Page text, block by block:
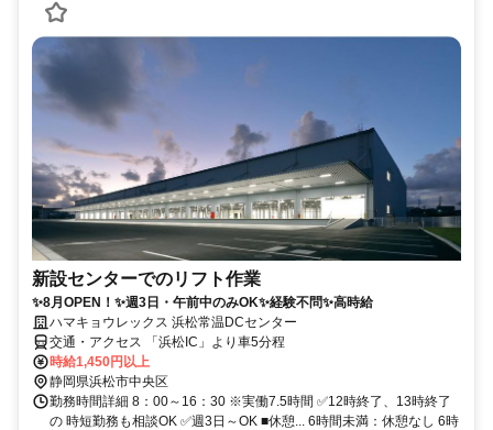
新設センターでのリフト作業
✨8月OPEN！✨週3日・午前中のみOK✨経験不問✨高時給
ハマキョウレックス 浜松常温DCセンター
交通・アクセス 「浜松IC」より車5分程
時給1,450円以上
静岡県浜松市中央区
勤務時間詳細 8：00～16：30 ※実働7.5時間 ✅12時終了、13時終了
の 時短勤務も相談OK ✅週3日～OK ■休憩... 6時間未満：休憩なし 6時